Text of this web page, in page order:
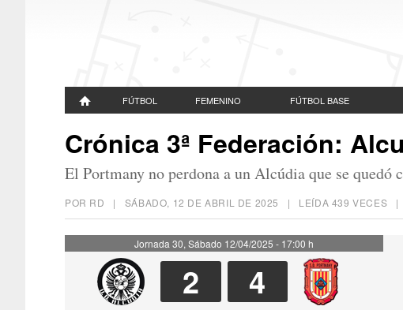
FÚTBOL FEMENINO FÚTBOL BASE
Crónica 3ª Federación:
El Portmany no perdona a un Alcúdia que se quedó
POR RD | SÁBADO, 12 DE ABRIL DE 2025 | LEÍDA 439 VECES |
Jornada 30, Sábado 12/04/2025 - 17:00 h
2 4